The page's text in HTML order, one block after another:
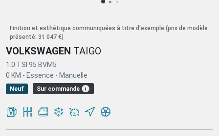
Finition et esthétique communiquées à titre d'exemple (prix de modèle
présenté: 31 047 €)
VOLKSWAGEN TAIGO
1.0 TSI 95 BVM5
0 KM - Essence - Manuelle
Neuf Sur commande